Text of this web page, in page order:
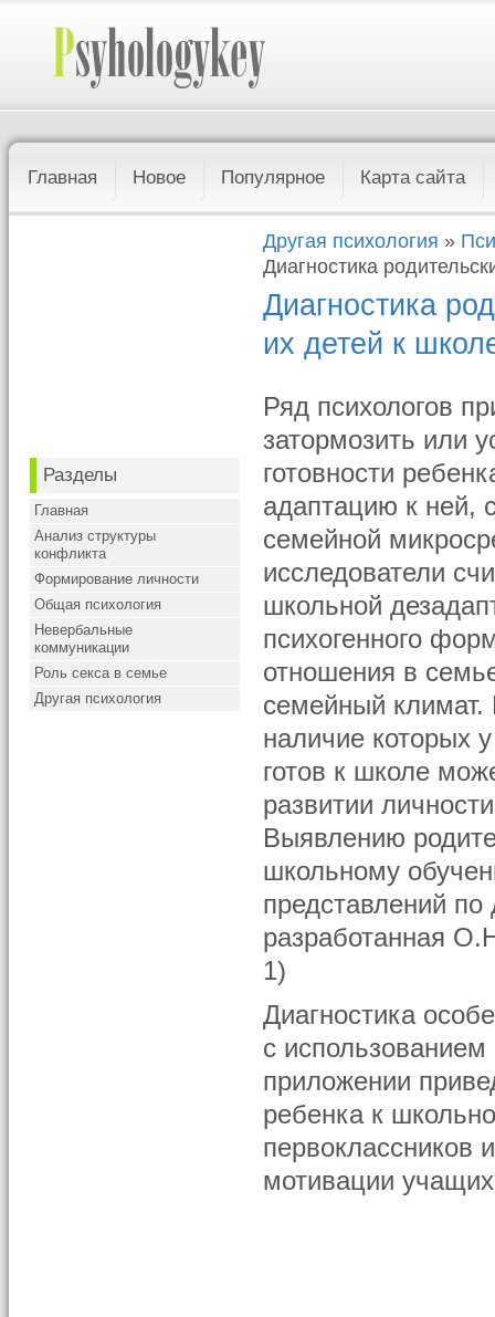
Главная Новое Популярное Карта сайта
Разделы
Главная
Анализ структуры
конфликта
Формирование личности
Общая психология
Невербальные
коммуникации
Роль секса в семье
Другая психология
Другая психология »
Диагностика
Диагностика
их детей к
Ряд психологов
затормозить или
готовности
адаптацию к ней,
семейной
исследователи
школьной
психогенного
отношения в
семейный климат.
наличие которых
готов к школе
развитии
Выявлению
школьному
представлений по
разработанная
1)
Диагностика
с
приложении
ребенка к
первоклассников
мотивации